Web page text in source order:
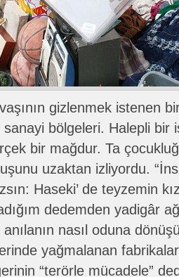
gizlenmek istenen
bölgeleri. Halepli bir
bir mağdur. Ta
uzaktan izliyordu.
Haseki’ de teyzemin
dedemden yadigâr
nasıl oduna
yağmalanan
“terörle mücadele”